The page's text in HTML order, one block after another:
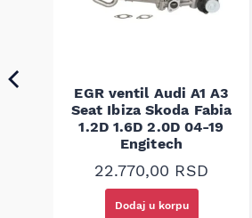
EGR ventil Audi A1 A3
Seat Ibiza Skoda Fabia
1.2D 1.6D 2.0D 04-19
Engitech
22.770,00 RSD
Dodaj u korpu